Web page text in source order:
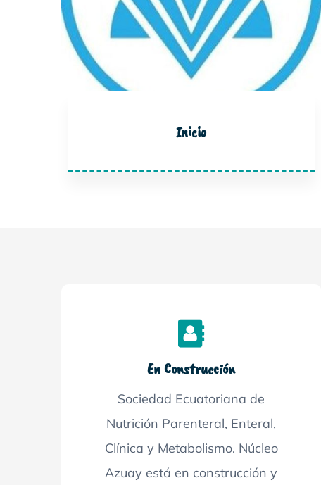
Inicio
En Construcción
Sociedad Ecuatoriana de
Nutrición Parenteral, Enteral,
Clínica y Metabolismo. Núcleo
Azuay está en construcción y